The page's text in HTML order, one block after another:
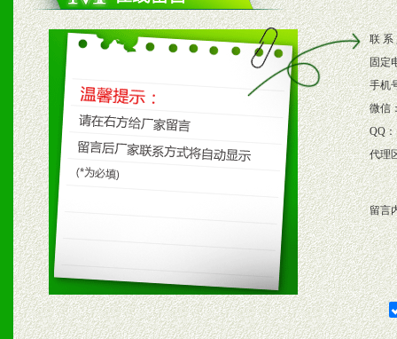
2、根据具体情况公司给予
3、根据市场需要，派驻区
保产品顺利销售。
4、根据市场情况公司给予
购支持。
五、退换货制度
1、给予前期市场操作一定
2、对于临期，滞销品给予
联 系
固定
手机
微信
QQ：
代理
留言